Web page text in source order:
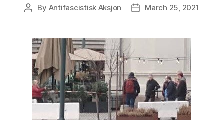
Post
By Antifascistisk Aksjon
PostMarch 25, 2021